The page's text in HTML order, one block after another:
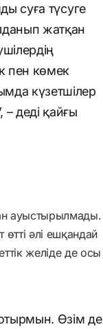
суға түсуге
жатқан
пен көмек
күзетшілер
деді қайғы
ауыстырылмады.
әлі ешқандай
желіде де осы
Өзім де